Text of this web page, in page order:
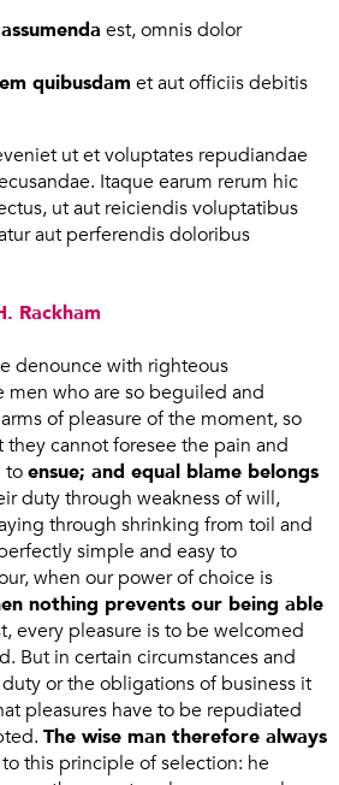
est, omnis dolor
quibusdam et aut officiis debitis
ut et voluptates repudiandae
Itaque earum rerum hic
ut aut reiciendis voluptatibus
aut perferendis doloribus
Rackham
denounce with righteous
who are so beguiled and
of pleasure of the moment, so
cannot foresee the pain and
toensue; and equal blame belongs
duty through weakness of will,
through shrinking from toil and
simple and easy to
when our power of choice is
nothing prevents our being able
every pleasure is to be welcomed
But in certain circumstances and
or the obligations of business it
pleasures have to be repudiated
The wise man therefore always
this principle of selection: he